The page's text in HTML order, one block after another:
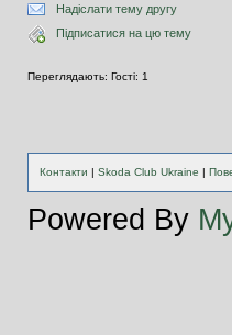
Надіслати тему другу
Підписатися на цю тему
Переглядають: Гості: 1
Контакти | Skoda Club Ukraine |
Powered By